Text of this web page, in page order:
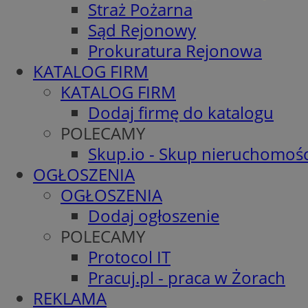
Straż Pożarna
Sąd Rejonowy
Prokuratura Rejonowa
KATALOG FIRM
KATALOG FIRM
Dodaj firmę do katalogu
POLECAMY
Skup.io - Skup
OGŁOSZENIA
OGŁOSZENIA
Dodaj ogłoszenie
POLECAMY
Protocol IT
Pracuj.pl - praca w Żorach
REKLAMA